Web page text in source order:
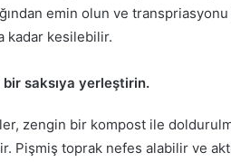
emin olun ve
kadar kesilebilir.
bir saksıya yerleştirin.
zengin bir kompost ile
Pişmiş toprak nefes alabilir ve